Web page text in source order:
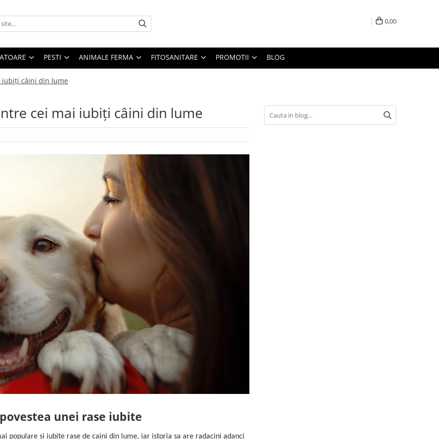
0,00
PESTI ANIMALE FERMA FITOSANITARE PROMOTII BLOG
iubiți câini din lume
cei mai iubiți câini din lume
unei rase iubite
populare si iubite rase de caini din lume, iar istoria sa are radacini adanci